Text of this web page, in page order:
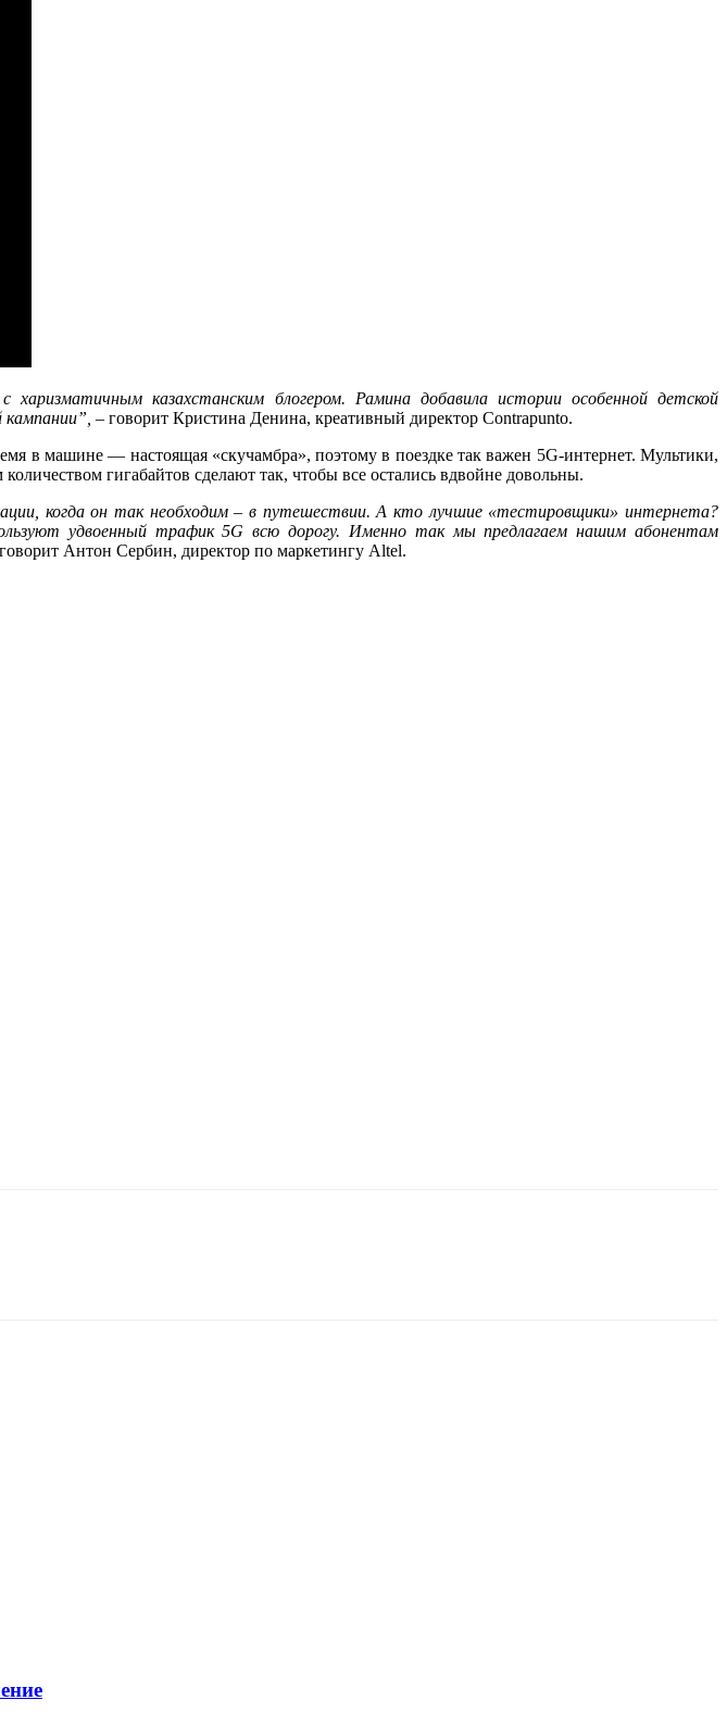
казахстанским блогером. Рамина добавила истории особенной детской
кампании”, – говорит Кристина Денина, креативный директор Contrapunto.
в машине — настоящая «скучамбра», поэтому в поездке так важен 5G-интернет. Мультики,
гигабайтов сделают так, чтобы все остались вдвойне довольны.
когда он так необходим – в путешествии. А кто лучшие «тестировщики» интернета?
удвоенный трафик 5G всю дорогу. Именно так мы предлагаем нашим абонентам
Антон Сербин, директор по маркетингу Altel.